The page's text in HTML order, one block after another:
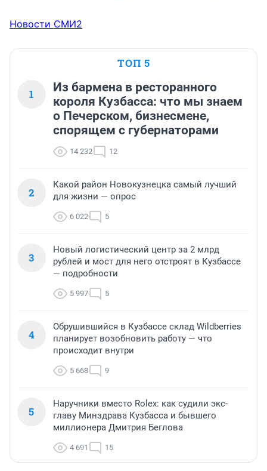
Новости СМИ2
ТОП 5
1
Из бармена в ресторанного
короля Кузбасса: что мы знаем
о Печерском, бизнесмене,
спорящем с губернаторами
14 232 12
2
Какой район Новокузнецка самый лучший
для жизни — опрос
6 022 5
3
Новый логистический центр за 2 млрд
рублей и мост для него отстроят в Кузбассе
— подробности
5 997 5
4
Обрушившийся в Кузбассе склад Wildberries
планирует возобновить работу — что
происходит внутри
5 668 9
5
Наручники вместо Rolex: как судили экс-
главу Минздрава Кузбасса и бывшего
миллионера Дмитрия Беглова
4 691 15